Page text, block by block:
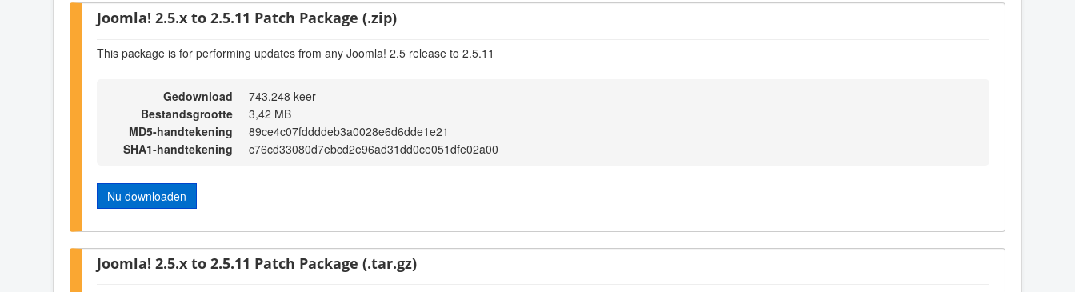
Joomla! 2.5.x to 2.5.11 Patch Package (.zip)
This package is for performing updates from any Joomla! 2.5 release to 2.5.11
Gedownload
743.248 keer
Bestandsgrootte
3,42 MB
MD5-handtekening
89ce4c07fddddeb3a0028e6d6dde1e21
SHA1-handtekening
c76cd33080d7ebcd2e96ad31dd0ce051dfe02a00
Nu downloaden
Joomla! 2.5.x to 2.5.11 Patch Package (.tar.gz)